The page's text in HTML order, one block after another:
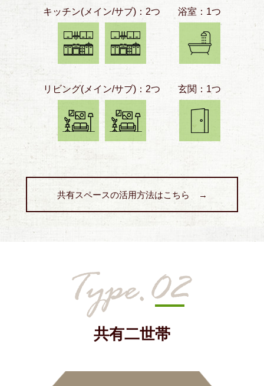
キッチン(メイン/サブ)：2つ 浴室：1つ
リビング(メイン/サブ)：2つ 玄関：1つ
共有スペースの活用方法はこちら →
共有二世帯